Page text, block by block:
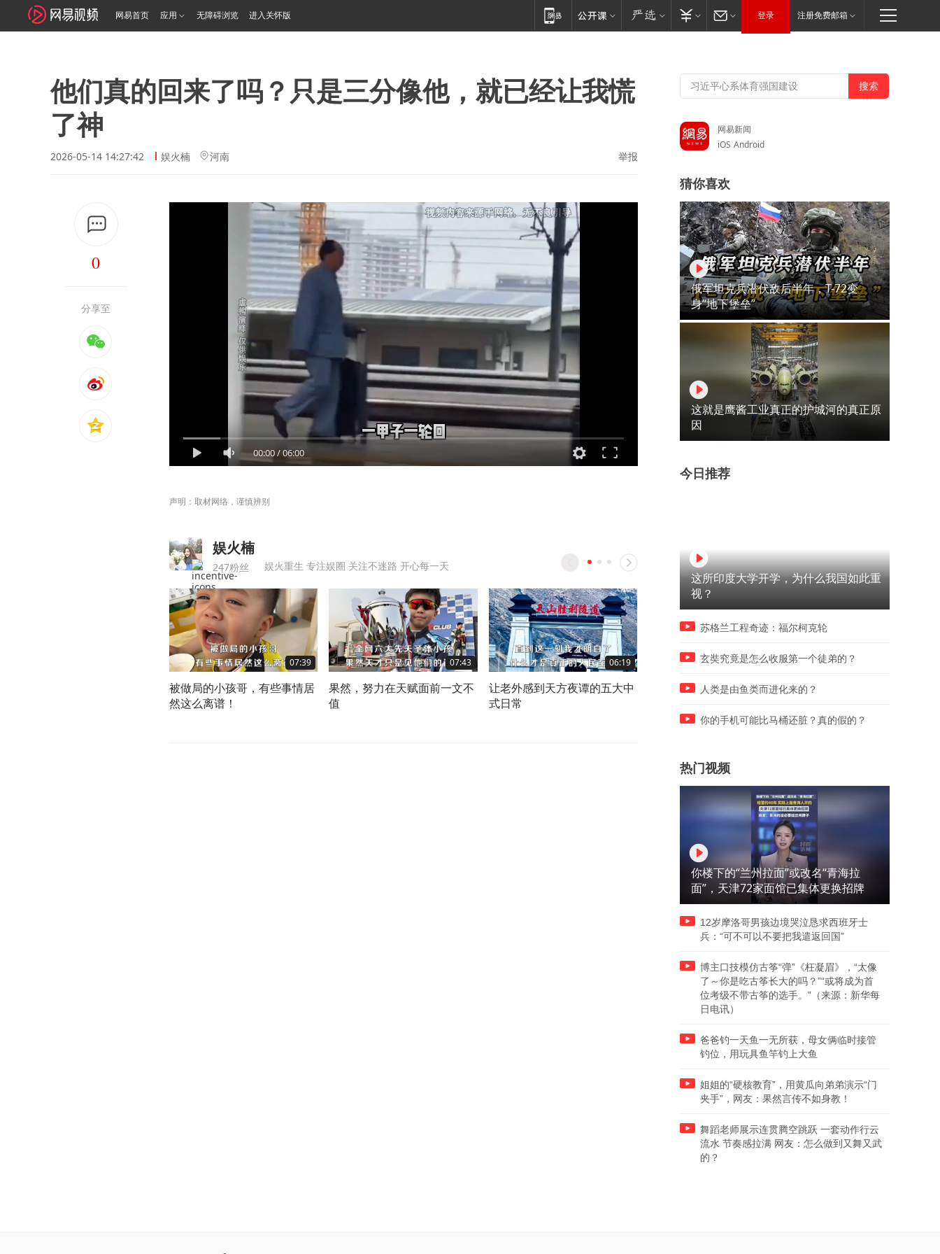
网易首页 应用 无障碍浏览 进入关怀版 登录 注册免费邮箱
他们真的回来了吗？只是三分像他，就已经让我慌
了神
2026-05-14 14:27:42 娱火楠 河南 举报
0
分享至
00:00/06:00
声明：取材网络，谨慎辨别
娱火楠
247粉丝 娱火重生 专注娱圈 关注不迷路 开心每一天
07:39
被做局的小孩哥，有些事情居
然这么离谱！
07:43
果然，努力在天赋面前一文不
值
06:19
让老外感到天方夜谭的五大中
式日常
07:25
难道成年人还没小孩活的通透
盘点全网的六大满级狠人，
网易新闻
iOS Android
猜你喜欢
俄军坦克兵潜伏敌后半年，T-72变
身“地下堡垒”
这就是鹰酱工业真正的护城河的真正原
因
今日推荐
这所印度大学开学，为什么我国如此重
视？
苏格兰工程奇迹：福尔柯克轮
玄奘究竟是怎么收服第一个徒弟的？
人类是由鱼类而进化来的？
你的手机可能比马桶还脏？真的假的？
热门视频
你楼下的“兰州拉面”或改名“青海拉
面”，天津72家面馆已集体更换招牌
12岁摩洛哥男孩边境哭泣恳求西班牙士
兵：“可不可以不要把我遣返回国”
博主口技模仿古筝“弹”《枉凝眉》，“太像
了～你是吃古筝长大的吗？”“或将成为首
位考级不带古筝的选手。”（来源：新华每
日电讯）
爸爸钓一天鱼一无所获，母女俩临时接管
钓位，用玩具鱼竿钓上大鱼
姐姐的“硬核教育”，用黄瓜向弟弟演示“门
夹手”，网友：果然言传不如身教！
舞蹈老师展示连贯腾空跳跃 一套动作行云
流水 节奏感拉满 网友：怎么做到又舞又武
的？